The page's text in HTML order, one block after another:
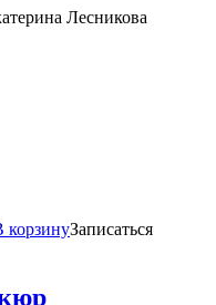
Лесникова
корзинуЗаписаться